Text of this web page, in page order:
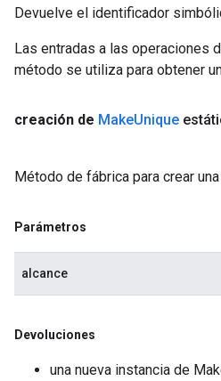
Devuelve el identificador
Las entradas a las operaciones
método se utiliza para obtener
creación de MakeUnique
Método de fábrica para crear
Parámetros
alcance
Devoluciones
una nueva instancia de